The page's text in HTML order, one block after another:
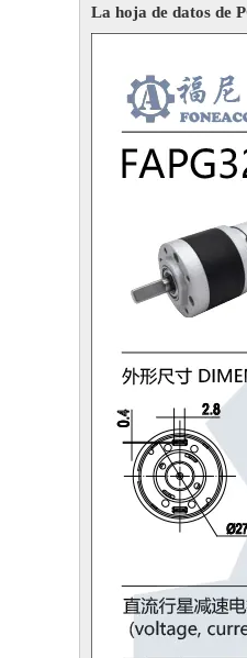
La hoja de datos de